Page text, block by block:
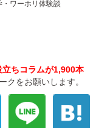
ワーホリ体験談
ちコラムが1,900本
クをお願いします。